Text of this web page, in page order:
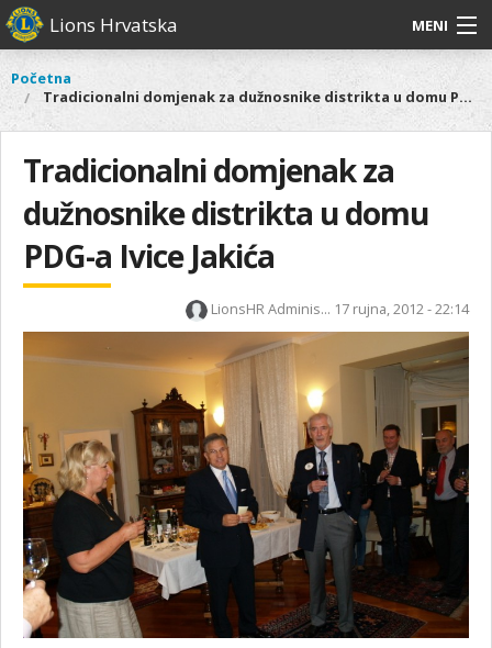
Skoči
na
sadržaj
Lions Hrvatska MENI
O nama
Lions Distrikt 126
Naši projekti
Aktivnosti
Glavni
izbornik
O
nama
Lions
Distrikt
Naši
Aktivnosti
Vi
ste
ovdje
Početna
Tradicionalni domjenak za dužnosnike distrikta u domu PDG-a Ivice Jakića
Tradicionalni domjenak za
dužnosnike distrikta u domu
PDG-a Ivice Jakića
LionsHR Adminis... 17 rujna, 2012 - 22:14